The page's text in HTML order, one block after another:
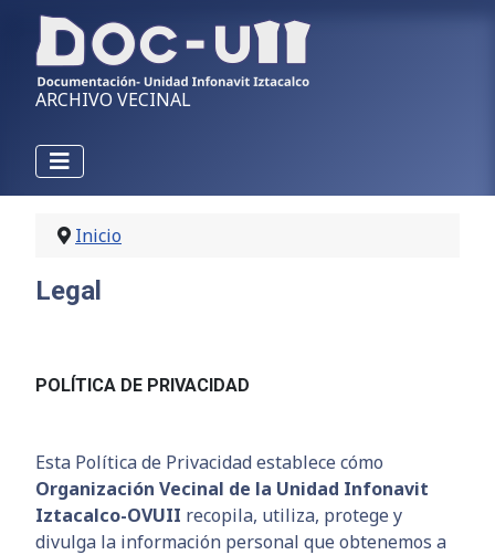
ARCHIVO VECINAL
Inicio
Legal
POLÍTICA DE PRIVACIDAD
Esta Política de Privacidad establece cómo
Organización Vecinal de la Unidad Infonavit
Iztacalco-OVUII recopila, utiliza, protege y
divulga la información personal que obtenemos a